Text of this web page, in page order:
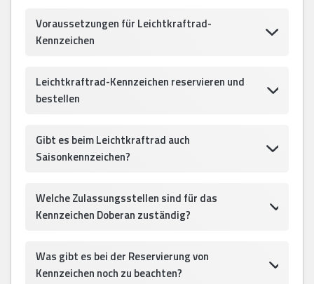
Voraussetzungen für Leichtkraftrad-
Kennzeichen
Leichtkraftrad-Kennzeichen reservieren und
bestellen
Gibt es beim Leichtkraftrad auch
Saisonkennzeichen?
Welche Zulassungsstellen sind für das
Kennzeichen Doberan zuständig?
Was gibt es bei der Reservierung von
Kennzeichen noch zu beachten?